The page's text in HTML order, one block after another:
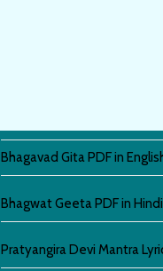
Bhagavad Gita PDF in
Bhagwat Geeta PDF in Hindi
Pratyangira Devi Mantra